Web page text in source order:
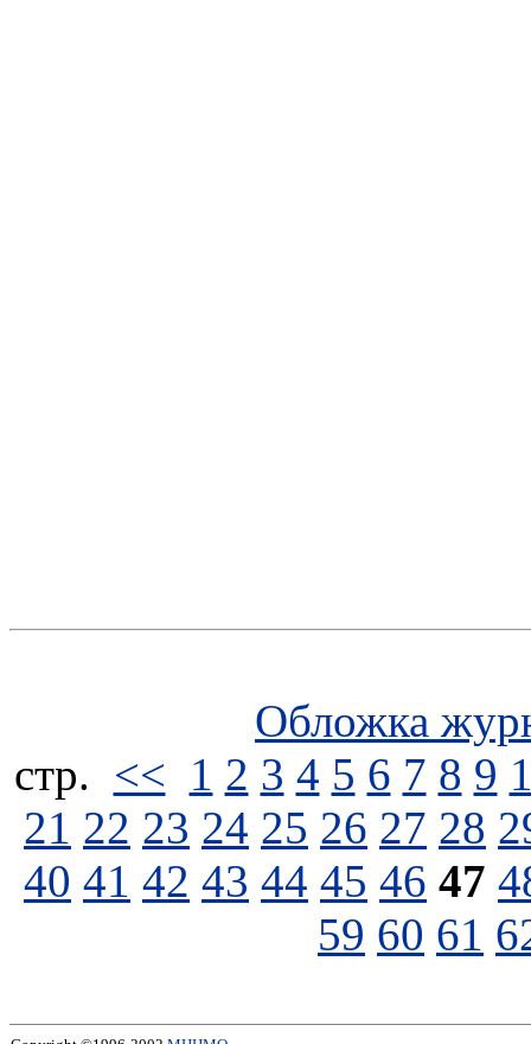
Обложка
стp. << 1 2 3 4 5 6 7 8 9
21 22 23 24 25 26 27 28
40 41 42 43 44 45 46 47
59 60 61